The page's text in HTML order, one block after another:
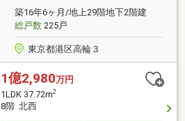
ム面積1.25平米を含む※正しい間取り
す
築16年6ヶ月/地上29階地下2階建
総戸数225戸
東京都港区高輪３
1億2,980万円
1LDK 37.72m2
8階 北西